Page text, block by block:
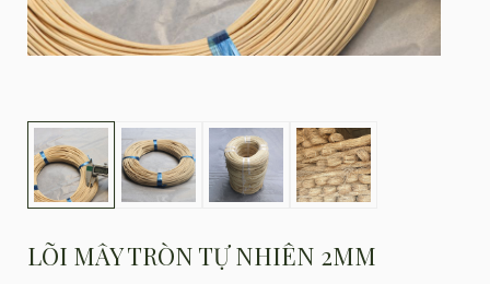
LÕI MÂY TRÒN TỰ NHIÊN 2MM